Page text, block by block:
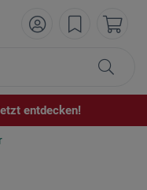
entdecken!